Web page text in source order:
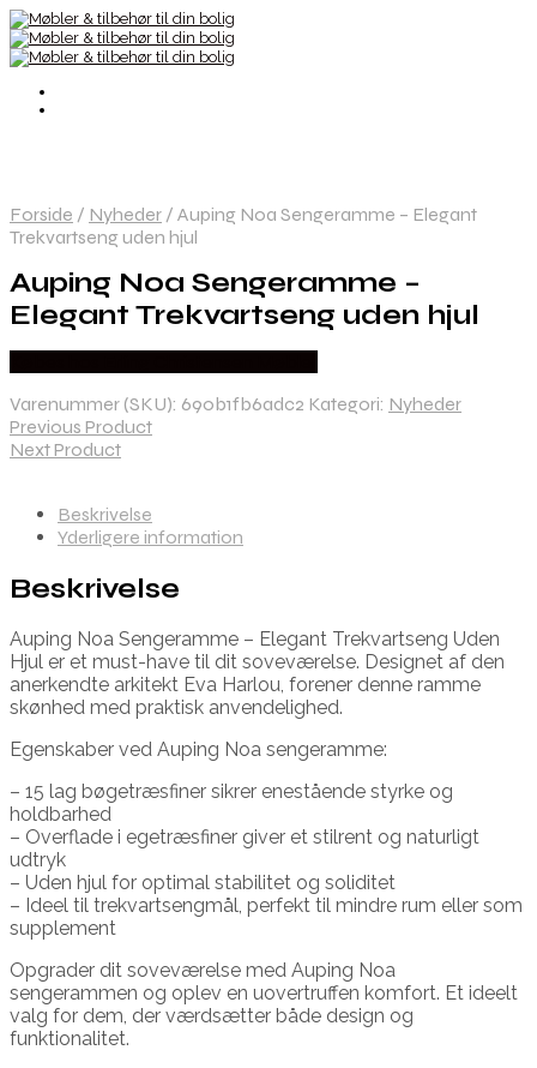
Forside / Nyheder / Auping Noa Sengeramme – Elegant
Trekvartseng uden hjul
Auping Noa Sengeramme –
Elegant Trekvartseng uden hjul
Varenummer (SKU): 690b1fb6adc2 Kategori: Nyheder
Previous Product
Next Product
Beskrivelse
Yderligere information
Beskrivelse
Auping Noa Sengeramme – Elegant Trekvartseng Uden
Hjul er et must-have til dit soveværelse. Designet af den
anerkendte arkitekt Eva Harlou, forener denne ramme
skønhed med praktisk anvendelighed.
Egenskaber ved Auping Noa sengeramme:
– 15 lag bøgetræsfiner sikrer enestående styrke og
holdbarhed
– Overflade i egetræsfiner giver et stilrent og naturligt
udtryk
– Uden hjul for optimal stabilitet og soliditet
– Ideel til trekvartsengmål, perfekt til mindre rum eller som
supplement
Opgrader dit soveværelse med Auping Noa
sengerammen og oplev en uovertruffen komfort. Et ideelt
valg for dem, der værdsætter både design og
funktionalitet.